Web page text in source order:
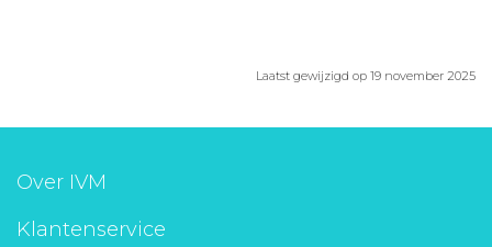
Laatst gewijzigd op 19 november 2025
Over IVM
Klantenservice